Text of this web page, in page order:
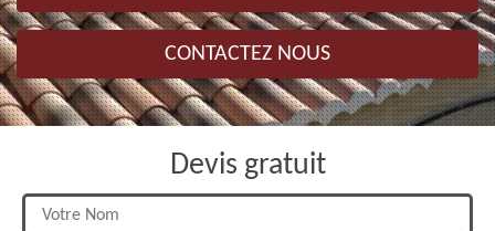
CONTACTEZ NOUS
Devis gratuit